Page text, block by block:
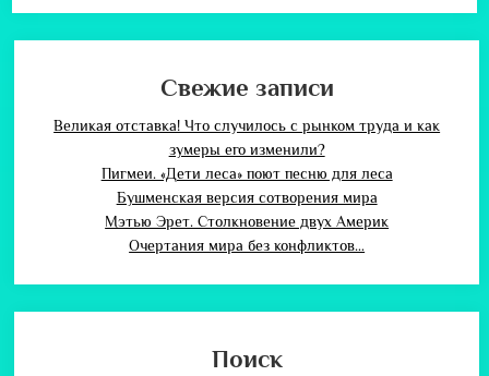
Свежие записи
Великая отставка! Что случилось с рынком труда и как
зумеры его изменили?
Пигмеи. «Дети леса» поют песню для леса
Бушменская версия сотворения мира
Мэтью Эрет. Столкновение двух Америк
Очертания мира без конфликтов…
Поиск